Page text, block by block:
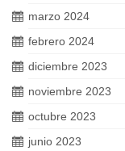
marzo 2024
febrero 2024
diciembre 2023
noviembre 2023
octubre 2023
junio 2023